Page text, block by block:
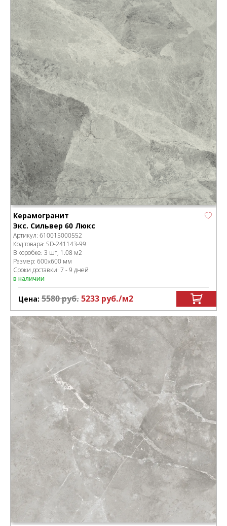
Керамогранит
Экс. Сильвер 60 Люкс
Артикул: 610015000552
Код товара: SD-241143-99
В коробке: 3 шт, 1.08 м2
Размер: 600x600 мм
Сроки доставки: 7 - 9 дней
в наличии
Цена: 5580руб.5233 руб./м2